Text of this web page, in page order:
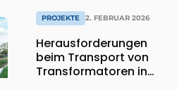
PROJEKTE 2. FEBRUAR 2026
Herausforderungen
beim Transport von
Transformatoren in